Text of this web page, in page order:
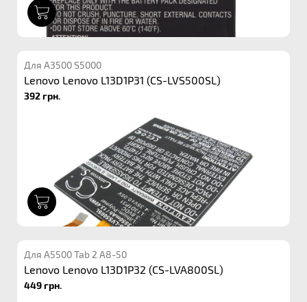
Для A3500 S5000
Lenovo Lenovo L13D1P31 (CS-LVS500SL)
392 грн.
Для A5500 Tab 2 A8-50
Lenovo Lenovo L13D1P32 (CS-LVA800SL)
449 грн.